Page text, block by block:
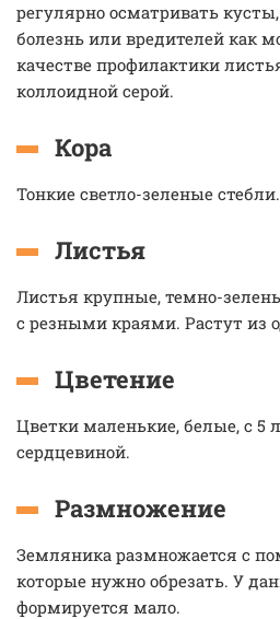
регулярно осматривать
болезнь или вредителей как
качестве профилактики
коллоидной серой.
Кора
Тонкие светло-зеленые стебли.
Листья
Листья крупные, темно-
с резными краями. Растут из
Цветение
Цветки маленькие, белые, с 5
сердцевиной.
Размножение
Земляника размножается с
которые нужно обрезать. У
формируется мало.